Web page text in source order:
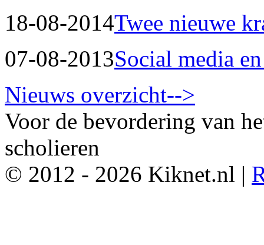
18-08-2014Twee nieuwe
07-08-2013Social media
Nieuws overzicht-->
Voor de bevordering van
scholieren
© 2012 - 2026 Kiknet.nl |